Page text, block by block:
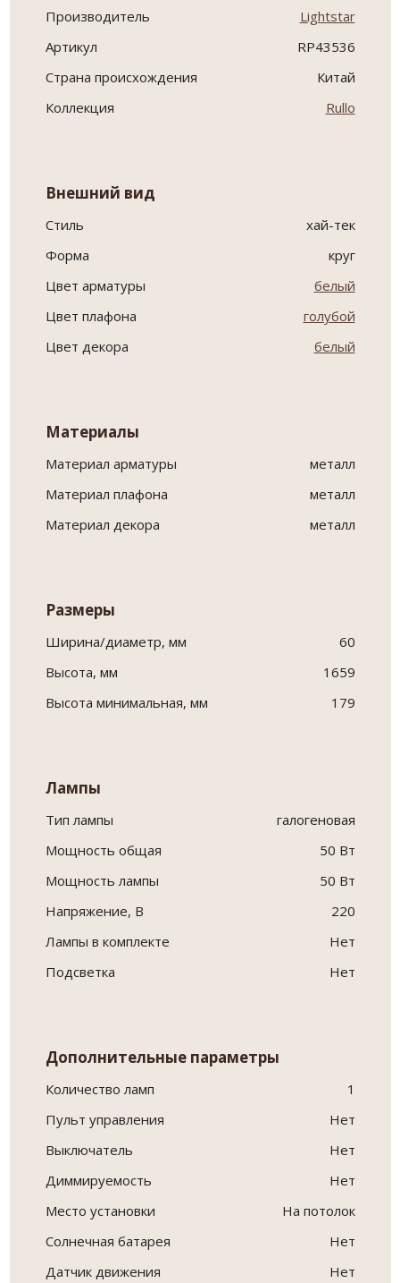
Производитель
Lightstar
Артикул
RP43536
Страна происхождения
Китай
Коллекция
Rullo
Внешний вид
Стиль
хай-тек
Форма
круг
Цвет арматуры
белый
Цвет плафона
голубой
Цвет декора
белый
Материалы
Материал арматуры
металл
Материал плафона
металл
Материал декора
металл
Размеры
Ширина/диаметр, мм
60
Высота, мм
1659
Высота минимальная, мм
179
Лампы
Тип лампы
галогеновая
Мощность общая
50 Вт
Мощность лампы
50 Вт
Напряжение, В
220
Лампы в комплекте
Нет
Подсветка
Нет
Дополнительные параметры
Количество ламп
1
Пульт управления
Нет
Выключатель
Нет
Диммируемость
Нет
Место установки
На потолок
Солнечная батарея
Нет
Датчик движения
Нет